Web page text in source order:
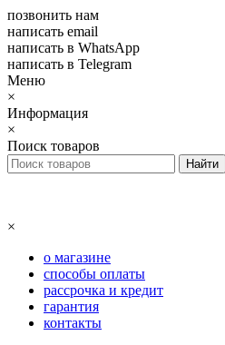
позвонить нам
написать email
написать в WhatsApp
написать в Telegram
Меню
×
Информация
×
Поиск товаров
×
о магазине
способы оплаты
рассрочка и кредит
гарантия
контакты